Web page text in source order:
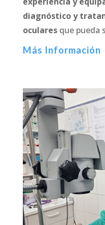
diagnóstico y
ocularesque pueda
Más Información